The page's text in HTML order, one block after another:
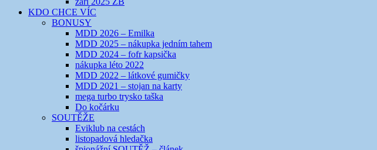
KDO CHCE VÍC
BONUSY
MDD 2026 – Emilka
MDD 2025 – nákupka jedním tahem
MDD 2024 – fofr kapsička
nákupka léto 2022
MDD 2022 – látkové gumičky
MDD 2021 – stojan na karty
mega turbo trysko taška
Do kočárku
SOUTĚŽE
Eviklub na cestách
listopadová hledačka